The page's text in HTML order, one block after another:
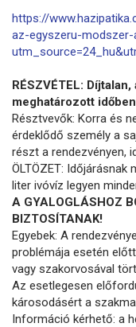
https://
az-egyszeru-
RÉSZVÉTEL:
meghatározott időben
Résztvevők: Korra és
érdeklődő személy a
részt a rendezvényen,
ÖLTÖZET:
liter ivóvíz legyen
A GYALOGLÁSHOZ
BIZTOSÍTANAK!
Egyebek: A
problémája esetén
vagy szakorvosával
Az esetlegesen
károsodásért a
Információ kérhető: a